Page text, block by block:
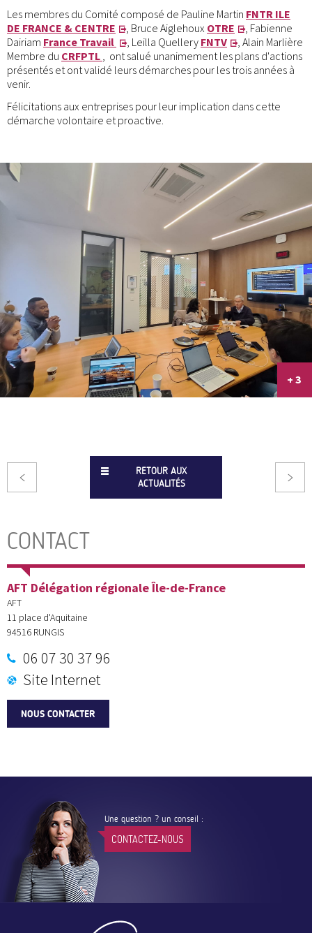
Les membres du Comité composé de Pauline Martin FNTR ILE
DE FRANCE & CENTRE
, Bruce Aiglehoux OTRE
, Fabienne
Dairiam France Travail , Leilla Quellery FNTV
, Alain Marlière
Membre du CRFPTL , ont salué unanimement les plans d'actions
présentés et ont validé leurs démarches pour les trois années à
venir.
Félicitations aux entreprises pour leur implication dans cette
démarche volontaire et proactive.
+ 3
RETOUR AUX
ACTUALITÉS
CONTACT
AFT Délégation régionale Île-de-France
AFT
11 place d'Aquitaine
94516 RUNGIS
06 07 30 37 96
Site Internet
NOUS CONTACTER
Une question ? un conseil :
CONTACTEZ-NOUS